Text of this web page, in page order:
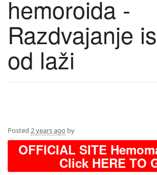
hemoroida -
Razdvajanje
od laži
Posted 2 years ago by
OFFICIAL SITE
Click HERE TO